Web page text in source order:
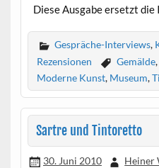
Diese Ausgabe ersetzt
Gespräche-Interviews,
Rezensionen
Gemälde,
Moderne Kunst, Museum,
Sartre und Tintoretto
30. Juni 2010 Heiner